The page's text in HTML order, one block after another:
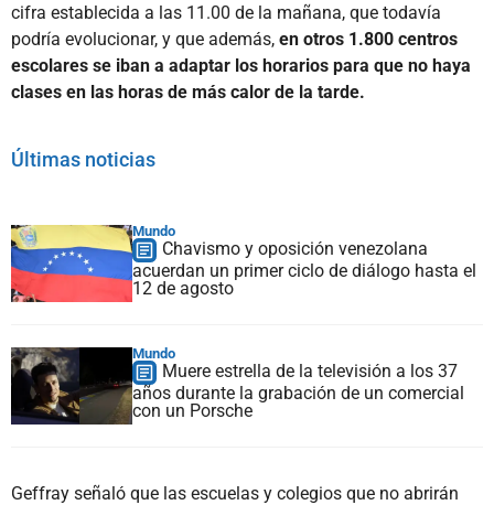
cifra establecida a las 11.00 de la mañana, que todavía
podría evolucionar, y que además, en otros 1.800 centros
escolares se iban a adaptar los horarios para que no haya
clases en las horas de más calor de la tarde.
Últimas noticias
Mundo
Chavismo y oposición venezolana
acuerdan un primer ciclo de diálogo hasta el
12 de agosto
Mundo
Muere estrella de la televisión a los 37
años durante la grabación de un comercial
con un Porsche
Geffray señaló que las escuelas y colegios que no abrirán